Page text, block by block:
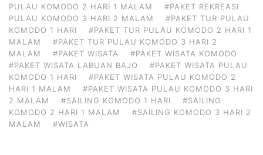
PULAU KOMODO 2 HARI 1 MALAM
#PAKET REKREASI
PULAU KOMODO 3 HARI 2 MALAM
#PAKET TUR PULAU
KOMODO 1 HARI
#PAKET TUR PULAU KOMODO 2 HARI 1
MALAM
#PAKET TUR PULAU KOMODO 3 HARI 2
MALAM
#PAKET WISATA
#PAKET WISATA KOMODO
#PAKET WISATA LABUAN BAJO
#PAKET WISATA PULAU
KOMODO 1 HARI
#PAKET WISATA PULAU KOMODO 2
HARI 1 MALAM
#PAKET WISATA PULAU KOMODO 3 HARI
2 MALAM
#SAILING KOMODO 1 HARI
#SAILING
KOMODO 2 HARI 1 MALAM
#SAILING KOMODO 3 HARI 2
MALAM
#WISATA